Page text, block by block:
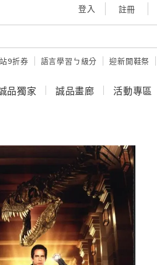
登入 註冊
9折券 語言學習ㄅ級分 迎新開鞋祭
品獨家 誠品畫廊 活動專區